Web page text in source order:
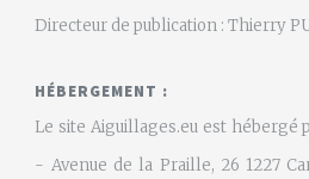
Directeur de publication : Thierry
HÉBERGEMENT :
Le site Aiguillages.eu est hébergé
- Avenue de la Praille, 26 1227